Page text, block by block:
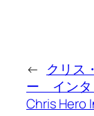
← クリス
ー インタ
Chris Hero